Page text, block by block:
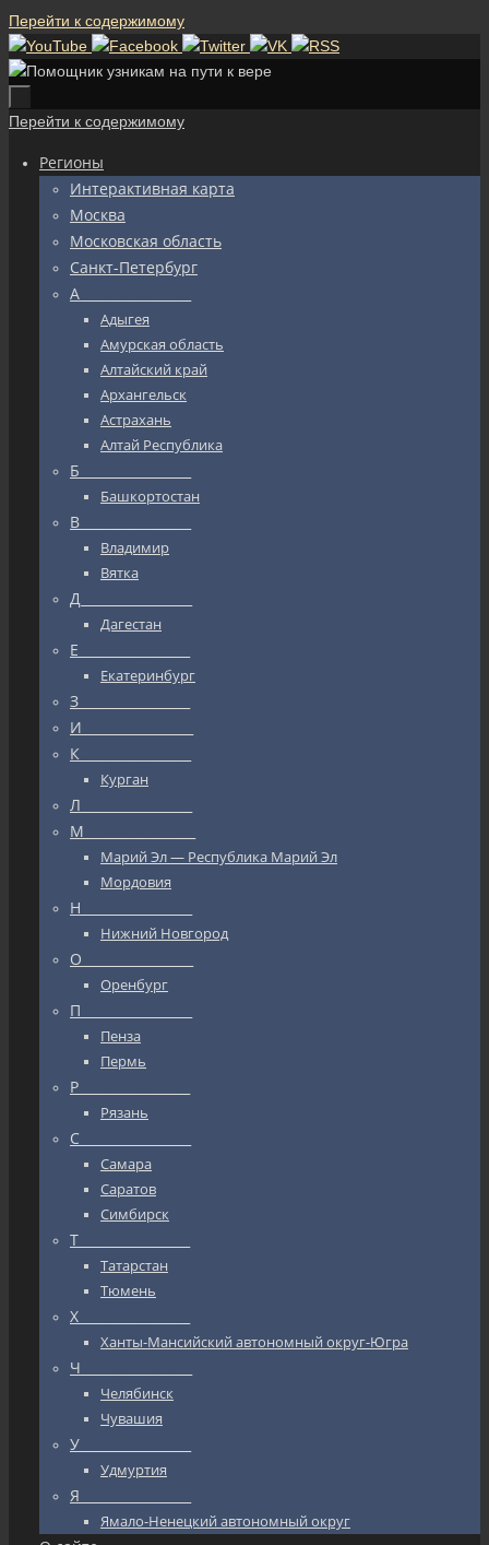
Перейти к содержимому
Перейти к содержимому
Регионы
Интерактивная карта
Москва
Московская область
Санкт-Петербург
А_________________
Адыгея
Амурская область
Алтайский край
Архангельск
Астрахань
Алтай Республика
Б_________________
Башкортостан
В_________________
Владимир
Вятка
Д_________________
Дагестан
Е_________________
Екатеринбург
З_________________
И_________________
К_________________
Курган
Л_________________
М_________________
Марий Эл — Республика Марий Эл
Мордовия
Н_________________
Нижний Новгород
О_________________
Оренбург
П_________________
Пенза
Пермь
Р_________________
Рязань
С_________________
Самара
Саратов
Симбирск
Т_________________
Татарстан
Тюмень
Х_________________
Ханты-Мансийский автономный округ-Югра
Ч_________________
Челябинск
Чувашия
У_________________
Удмуртия
Я_________________
Ямало-Ненецкий автономный округ